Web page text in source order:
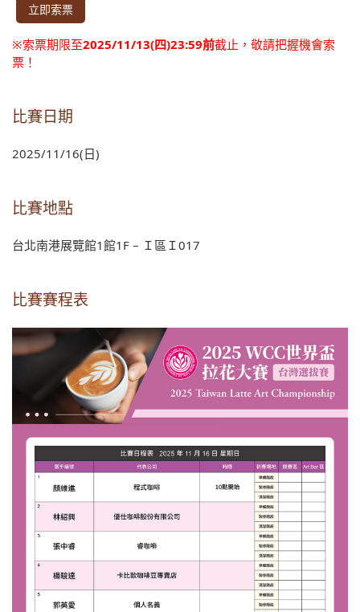
立即索票
※索票期限至2025/11/13(四)23:59前截止，敬請把握機會索
票！
比賽日期
2025/11/16(日)
比賽地點
台北南港展覽館1館1F – Ｉ區Ｉ017
比賽賽程表